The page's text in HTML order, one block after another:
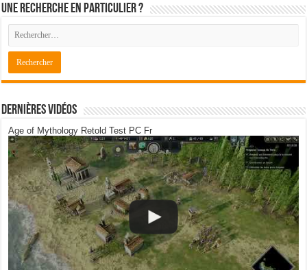
Une recherche en particulier ?
Dernières Vidéos
Age of Mythology Retold Test PC Fr